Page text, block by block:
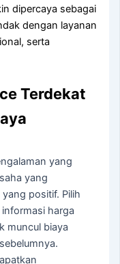
dipercaya sebagai
dengan layanan
serta
Terdekat
yang
yang
positif. Pilih
harga
muncul biaya